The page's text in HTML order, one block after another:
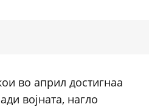
во април достигнаа
војната, нагло